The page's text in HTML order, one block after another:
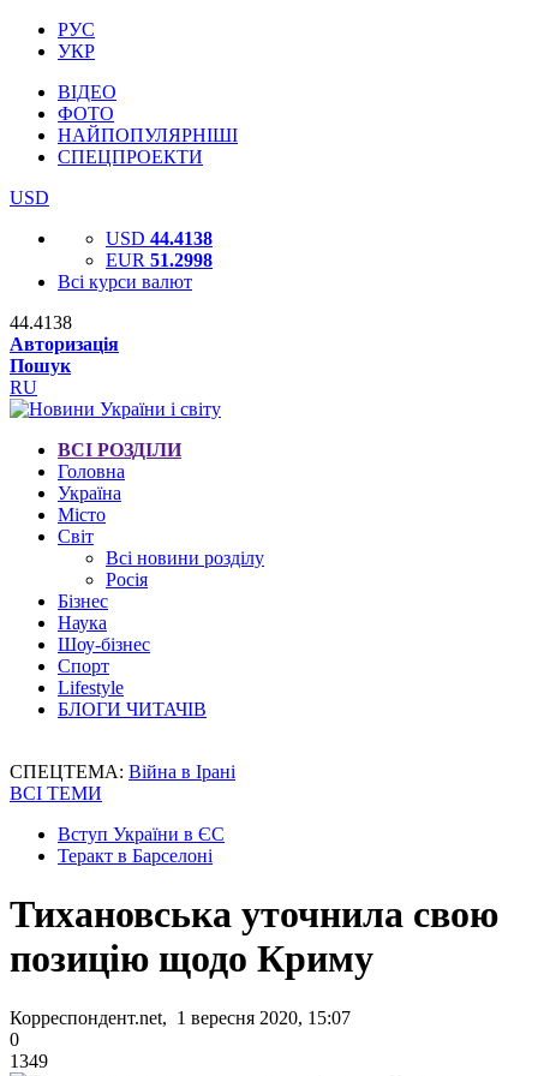
РУС
УКР
ВІДЕО
ФОТО
НАЙПОПУЛЯРНІШІ
СПЕЦПРОЕКТИ
USD
USD 44.4138
EUR 51.2998
Всі курси валют
44.4138
Авторизація
Пошук
RU
ВСІ РОЗДІЛИ
Головна
Україна
Місто
Світ
Всі новини розділу
Росія
Бізнес
Наука
Шоу-бізнес
Спорт
Lifestyle
БЛОГИ ЧИТАЧІВ
СПЕЦТЕМА: Війна в Ірані
ВСІ ТЕМИ
Вступ України в ЄС
Теракт в Барселоні
Тихановська уточнила свою
позицію щодо Криму
Корреспондент.net, 1 вересня 2020, 15:07
0
1349